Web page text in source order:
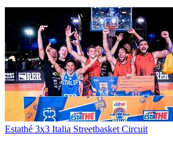
Estathé 3x3 Italia Streetbasket Circuit